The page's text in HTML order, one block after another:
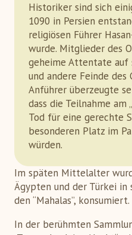
Historiker sind sich
1090 in Persien
religiösen Führer
wurde. Mitglieder des
geheime Attentate auf
und andere Feinde des
Anführer überzeugte
dass die Teilnahme am
Tod für eine gerechte
besonderen Platz im
würden.
Im späten Mittelalter
Ägypten und der Türkei in
den “Mahalas”, konsumiert.
In der berühmten